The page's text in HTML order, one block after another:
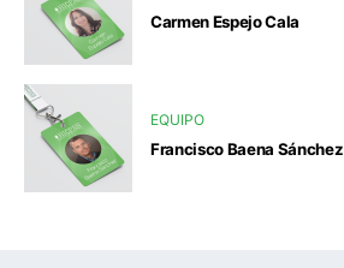
Carmen Espejo Cala
EQUIPO
Francisco Baena Sánchez